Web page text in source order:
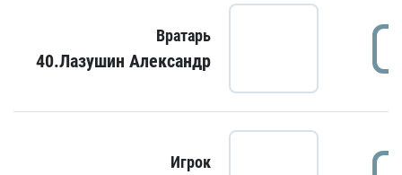
Вратарь
40.Лазушин Александр
Игрок